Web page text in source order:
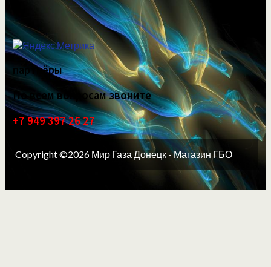
партнёры
По всем вопросам звоните
+7 949 397 26 27
Copyright ©2026 Мир Газа Донецк - Магазин ГБО